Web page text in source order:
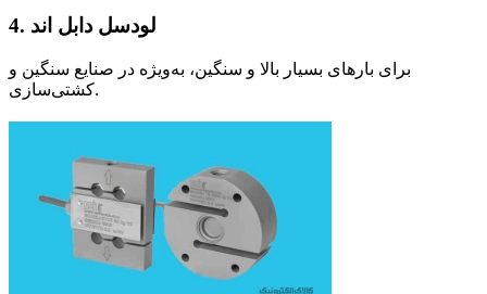
4. لودسل دابل اند
برای بارهای بسیار بالا و سنگین، به‌ویژه در صنایع سنگین و
کشتی‌سازی.